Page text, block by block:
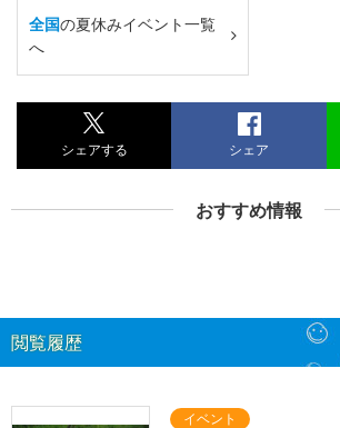
全国の夏休みイベント一覧
へ
シェアする シェア
おすすめ情報
閲覧履歴